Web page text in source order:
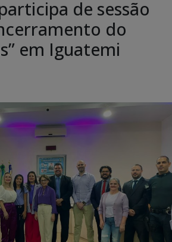
de sessão
do
em Iguatemi